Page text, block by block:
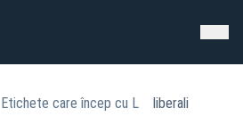
Etichete care încep cu L liberali